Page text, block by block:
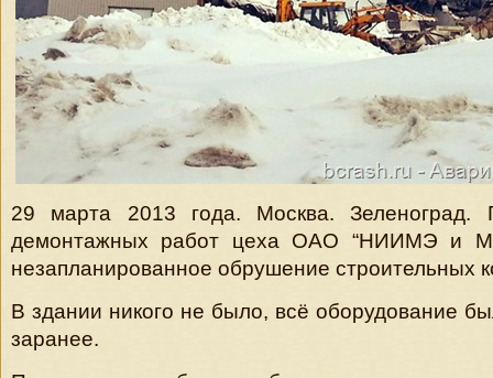
29 марта 2013 года. Москва. Зеленоград.
демонтажных работ цеха ОАО “НИИМЭ и
незапланированное обрушение строительных
В здании никого не было, всё оборудование
заранее.